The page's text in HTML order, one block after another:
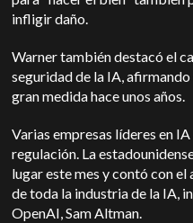
infligir daño.
Warner también destacó el
seguridad de la IA,
gran medida hace unos años.
Varias empresas líderes en
regulación. La
lugar este mes y contó con
de toda la industria de la IA,
OpenAI, Sam Altman.